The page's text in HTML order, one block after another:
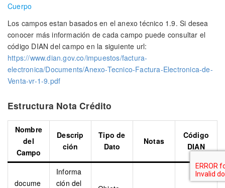
Cuerpo
Los campos estan basados en el anexo técnico 1.9. Si desea
conocer más información de cada campo puede consultar el
código DIAN del campo en la siguiente url:
https://www.dian.gov.co/impuestos/factura-
electronica/Documents/Anexo-Tecnico-Factura-Electronica-de-
Venta-vr-1-9.pdf
Estructura Nota Crédito
Nombre
del
Campo
Descrip
ción
Tipo de
Dato
Notas
Código
DIAN
docume
Informa
ción del